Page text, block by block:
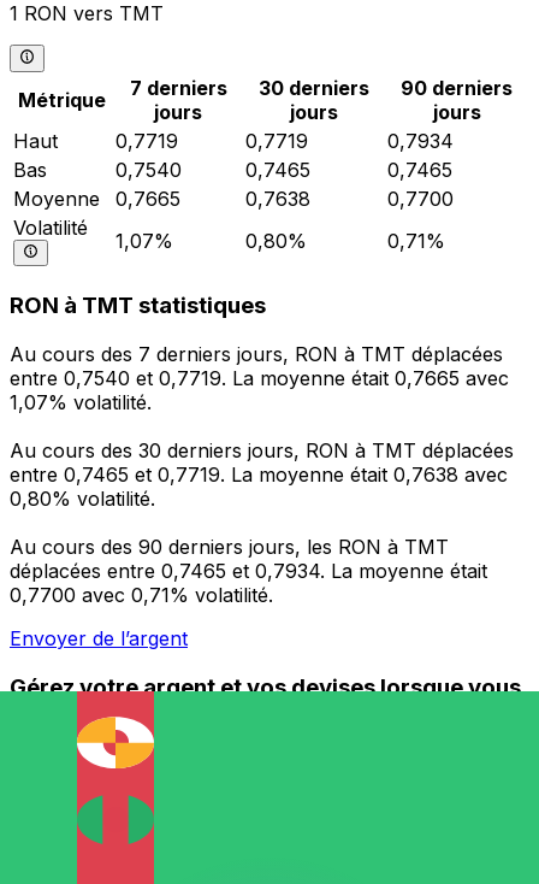
1 RON vers TMT
Métrique
7 derniers
jours
30 derniers
jours
90 derniers
jours
Haut
0,7719 0,7719
0,7934
Bas
0,7540 0,7465
0,7465
Moyenne
0,7665 0,7638
0,7700
Volatilité
1,07% 0,80% 0,71%
RON à TMT statistiques
Au cours des 7 derniers jours, RON à TMT déplacées
entre 0,7540 et 0,7719. La moyenne était 0,7665 avec
1,07% volatilité.
Au cours des 30 derniers jours, RON à TMT déplacées
entre 0,7465 et 0,7719. La moyenne était 0,7638 avec
0,80% volatilité.
Au cours des 90 derniers jours, les RON à TMT
déplacées entre 0,7465 et 0,7934. La moyenne était
0,7700 avec 0,71% volatilité.
Envoyer de l’argent
Gérez votre argent et vos devises lorsque vous
êtes en déplacement
L'application Xe réunit toutes les fonctionnalités
et la gestion de vos devises. Convertissez des devises,
programmez des alertes de taux et transférez de